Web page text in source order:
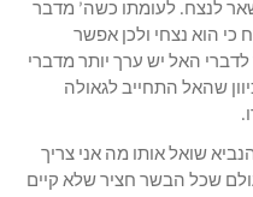
לנצח. לעומתו כשה’ מדבר
כי הוא נצחי ולכן אפשר
האל יש ערך יותר מדברי
שהאל התחייב לגאולה
שואל אותו מה אני צריך
שכל הבשר חציר שלא קיים